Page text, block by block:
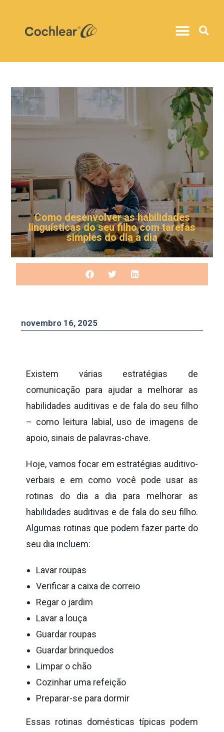
Como desenvolver as habilidades
linguísticas do seu filho com tarefas
simples do dia a dia
novembro 16, 2025
Existem várias estratégias de
comunicação para ajudar a melhorar as
habilidades auditivas e de fala do seu filho
– como leitura labial, uso de imagens de
apoio, sinais de palavras-chave.
Hoje, vamos focar em estratégias auditivo-
verbais e em como você pode usar as
rotinas do dia a dia para melhorar as
habilidades auditivas e de fala do seu filho.
Algumas rotinas que podem fazer parte do
seu dia incluem:
Lavar roupas
Verificar a caixa de correio
Regar o jardim
Lavar a louça
Guardar roupas
Guardar brinquedos
Limpar o chão
Cozinhar uma refeição
Preparar-se para dormir
Essas rotinas domésticas típicas podem